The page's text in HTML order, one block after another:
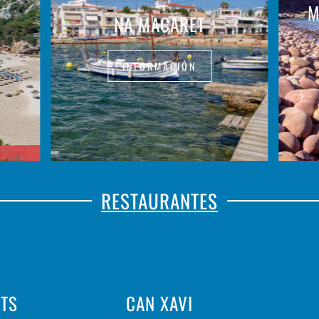
NA MACARET
INFORMACIÓN
RESTAURANTES
CAN XAVI